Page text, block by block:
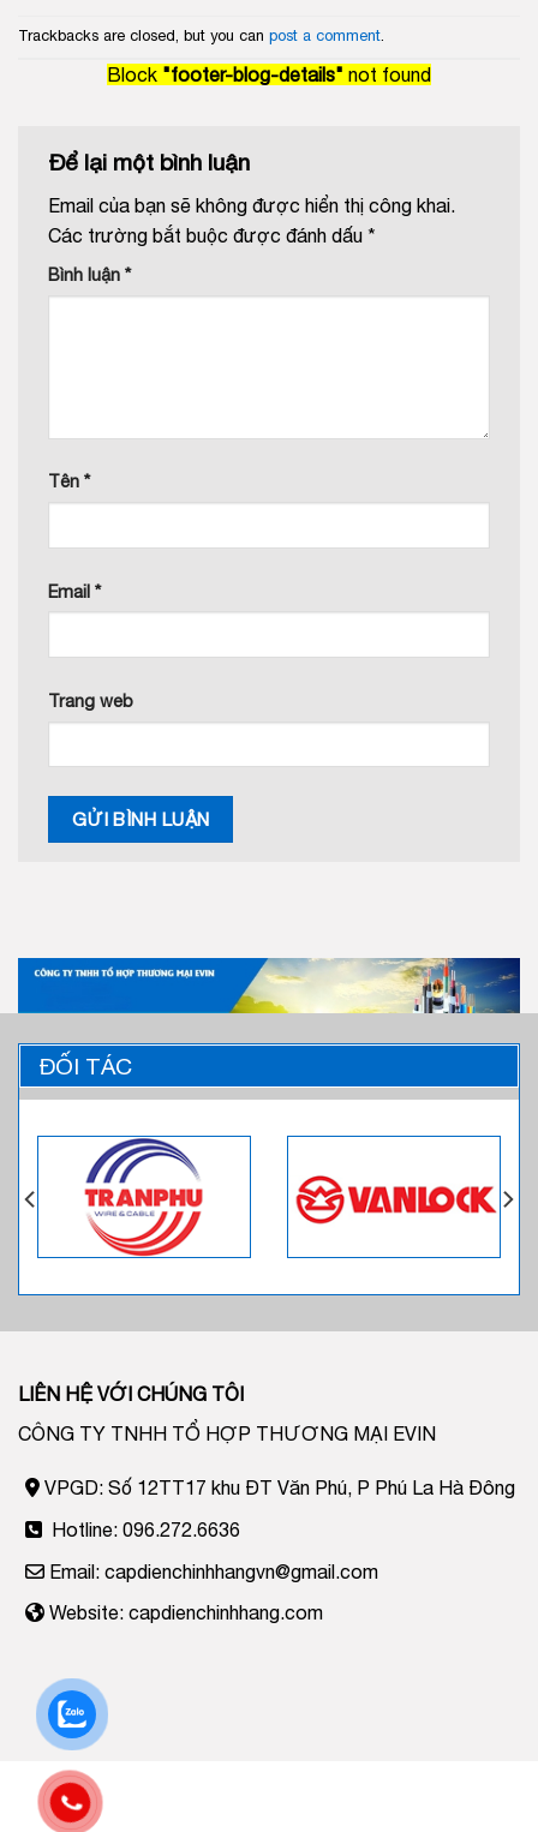
Trackbacks are closed, but you can post a comment
Block "footer-blog-details" not found
Để lại một bình luận
Email của bạn sẽ không được hiển thị công khai.
Các trường bắt buộc được đánh dấu *
Bình luận *
Tên *
Email *
Trang web
ĐỐI TÁC
LIÊN HỆ VỚI CHÚNG TÔI
CÔNG TY TNHH TỔ HỢP THƯƠNG MẠI EVIN
VPGD: Số 12TT17 khu ĐT Văn Phú, P Phú La Hà Đông
Hotline: 096.272.6636
Email: capdienchinhhangvn@gmail.com
Website: capdienchinhhang.com